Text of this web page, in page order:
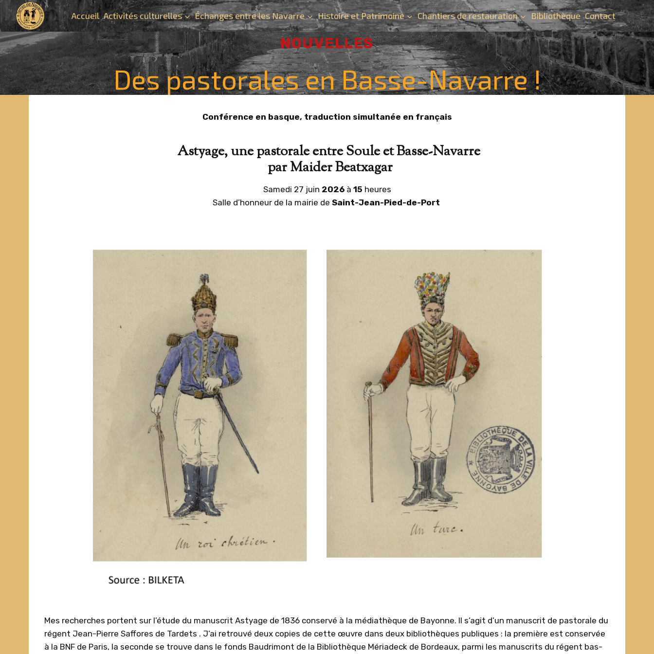
Aller
au
contenu
Accueil Activités culturelles Échanges entre les Navarre Histoire et Patrimoine Chantiers de restauration Bibliothèque Contact
NOUVELLES
Des pastorales en Basse-Navarre !
Conférence en basque, traduction simultanée en français
Astyage, une pastorale entre Soule et Basse-Navarre
par Maider Beatxagar
Samedi 27 juin 2026à 15 heures
Salle d’honneur de la mairie de Saint-Jean-Pied-de-Port
Mes recherches portent sur l’étude du manuscrit Astyage de 1836 conservé à la médiathèque de Bayonne. Il s’agit d’un manuscrit de pastorale du
régent Jean-Pierre Saffores de Tardets . J’ai retrouvé deux copies de cette œuvre dans deux bibliothèques publiques : la première est conservée
à la BNF de Paris, la seconde se trouve dans le fonds Baudrimont de la Bibliothèque Mériadeck de Bordeaux, parmi les manuscrits du régent bas-